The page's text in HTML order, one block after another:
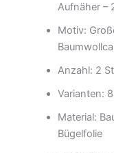
Aufnäher –
Motiv:
Anzahl: 2
Varianten:
Material:
Bügelfolie